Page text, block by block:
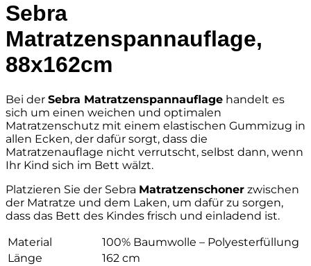
Sebra
Matratzenspannauflage,
88x162cm
Bei der Sebra Matratzenspannauflage handelt es
sich um einen weichen und optimalen
Matratzenschutz mit einem elastischen Gummizug in
allen Ecken, der dafür sorgt, dass die
Matratzenauflage nicht verrutscht, selbst dann, wenn
Ihr Kind sich im Bett wälzt.
Platzieren Sie der Sebra Matratzenschoner zwischen
der Matratze und dem Laken, um dafür zu sorgen,
dass das Bett des Kindes frisch und einladend ist.
Material
100% Baumwolle – Polyesterfüllung
Länge
162 cm